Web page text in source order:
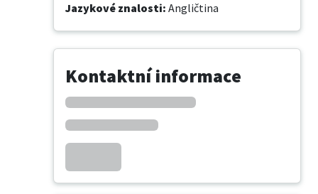
Jazykové znalosti: Angličtina
Kontaktní informace